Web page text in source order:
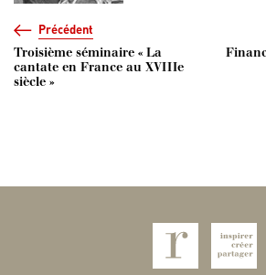
Précédent
Troisième séminaire « La
cantate en France au XVIIIe
siècle »